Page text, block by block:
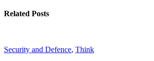
Related Posts
Security and Defence, Think